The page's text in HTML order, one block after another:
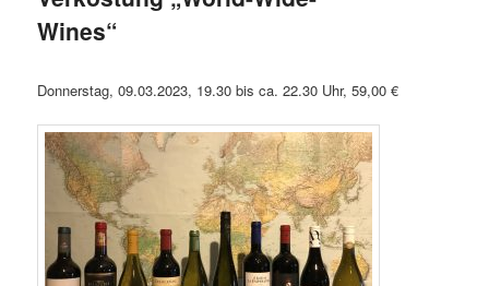
Wines“
Donnerstag, 09.03.2023, 19.30 bis ca. 22.30 Uhr, 59,00 €